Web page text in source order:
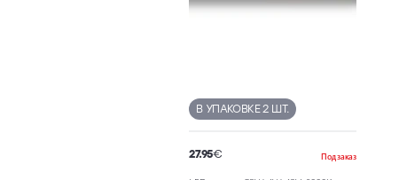
В УПАКОВКЕ 2 ШТ.
27.95€ Под заказ